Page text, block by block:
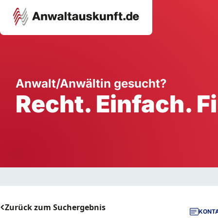
Ausbildung
Handwerk
Dienstleistung
Anwalt/Anwältin gesucht?
Recht. Einfach.
Zurück zum Suchergebnis